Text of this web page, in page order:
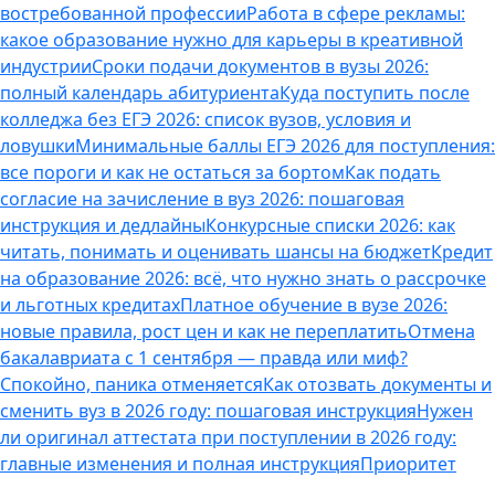
востребованной профессииРабота в сфере рекламы:
какое образование нужно для карьеры в креативной
индустрииСроки подачи документов в вузы 2026:
полный календарь абитуриентаКуда поступить после
колледжа без ЕГЭ 2026: список вузов, условия и
ловушкиМинимальные баллы ЕГЭ 2026 для поступления:
все пороги и как не остаться за бортомКак подать
согласие на зачисление в вуз 2026: пошаговая
инструкция и дедлайныКонкурсные списки 2026: как
читать, понимать и оценивать шансы на бюджетКредит
на образование 2026: всё, что нужно знать о рассрочке
и льготных кредитахПлатное обучение в вузе 2026:
новые правила, рост цен и как не переплатитьОтмена
бакалавриата с 1 сентября — правда или миф?
Спокойно, паника отменяетсяКак отозвать документы и
сменить вуз в 2026 году: пошаговая инструкцияНужен
ли оригинал аттестата при поступлении в 2026 году:
главные изменения и полная инструкцияПриоритет